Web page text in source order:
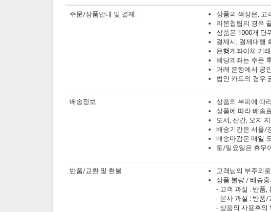
주문/상품안내 및 결제:
상품의 색상은, 고
리본첩팁의 경우
상품은 1000개 단
결제시, 결제대행
은행계좌이체 거
해당계좌는 주문
거래 은행에서 공
법인 카드의 경우
배송정보
상품의 부피에 따
상품에 따라 배송
도서, 산간, 오지
배송기간은 서울/
배송마감은 매일
토/일요일은 휴무
반품/교환 및 환불
고객님의 부주의
상품 불량 / 배송
- 고객 과실 : 반품,
- 본사 과실 : 반품/
- 상품의 사용후의